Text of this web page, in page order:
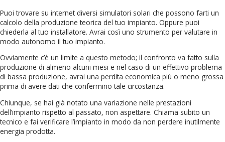
Puoi trovare su internet diversi simulatori solari che possono farti un
calcolo della produzione teorica del tuo impianto. Oppure puoi
chiederla al tuo installatore. Avrai così uno strumento per valutare in
modo autonomo il tuo impianto.
Ovviamente c’è un limite a questo metodo; il confronto va fatto sulla
produzione di almeno alcuni mesi e nel caso di un effettivo problema
di bassa produzione, avrai una perdita economica più o meno grossa
prima di avere dati che confermino tale circostanza.
Chiunque, se hai già notato una variazione nelle prestazioni
dell’impianto rispetto al passato, non aspettare. Chiama subito un
tecnico e fai verificare l’impianto in modo da non perdere inutilmente
energia prodotta.